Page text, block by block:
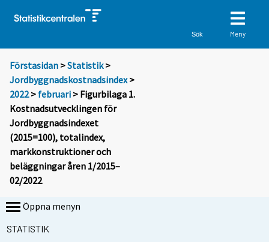
Sök Meny
Förstasidan >Statistik >
Jordbyggnadskostnadsindex>
2022> februari > Figurbilaga 1.
Kostnadsutvecklingen för
Jordbyggnadsindexet
(2015=100), totalindex,
markkonstruktioner och
beläggningar åren 1/2015–
02/2022
Öppna menyn
STATISTIK